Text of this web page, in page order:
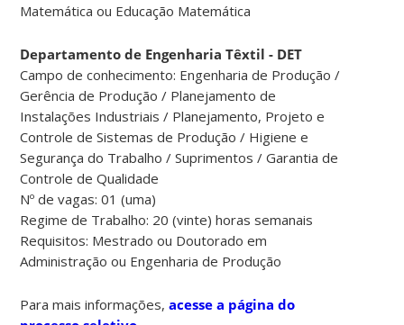
Matemática ou Educação Matemática
Departamento de Engenharia Têxtil - DET
Campo de conhecimento: Engenharia de Produção /
Gerência de Produção / Planejamento de
Instalações Industriais / Planejamento, Projeto e
Controle de Sistemas de Produção / Higiene e
Segurança do Trabalho / Suprimentos / Garantia de
Controle de Qualidade
Nº de vagas: 01 (uma)
Regime de Trabalho: 20 (vinte) horas semanais
Requisitos: Mestrado ou Doutorado em
Administração ou Engenharia de Produção
Para mais informações,acesse a página do